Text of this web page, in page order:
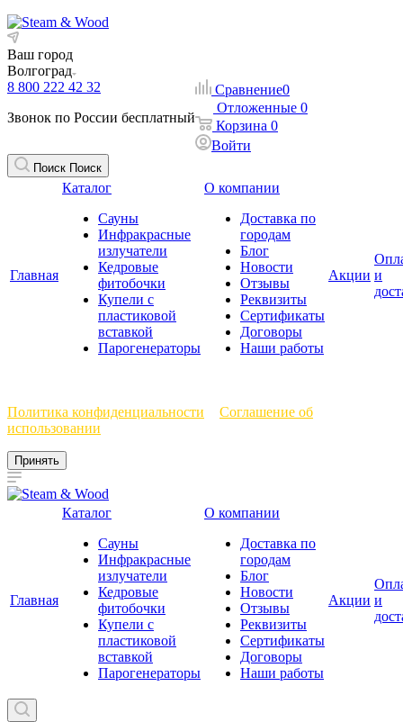
Ваш город
Волгоград
8 800 222 42 32
Звонок по России бесплатный
Сравнение0
Отложенные 0
Корзина 0
Войти
Поиск Поиск
Главная
Каталог
Сауны
Инфракрасные
излучатели
Кедровые
фитобочки
Купели с
пластиковой
вставкой
Парогенераторы
О компании
Доставка по
городам
Блог
Новости
Отзывы
Реквизиты
Сертификаты
Договоры
Наши работы
Акции и
Политика конфиденциальности
Соглашение об
использовании
Принять
Главная
Каталог
Сауны
Инфракрасные
излучатели
Кедровые
фитобочки
Купели с
пластиковой
вставкой
Парогенераторы
О компании
Доставка по
городам
Блог
Новости
Отзывы
Реквизиты
Сертификаты
Договоры
Наши работы
Акции и